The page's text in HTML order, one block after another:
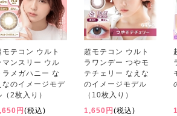
モテコン ウルト
マンスリー ウル
ラメガハニー な
なのイメージモデ
（2枚入り）
円 (税込)
超モテコン ウルト
ラワンデー つやモ
テチェリー なえな
のイメージモデル
（10枚入り）
1,650円 (税込)